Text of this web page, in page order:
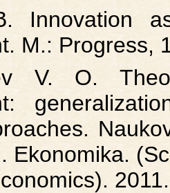
Innovation
M.: Progress,
V. O.
Ekonomika.